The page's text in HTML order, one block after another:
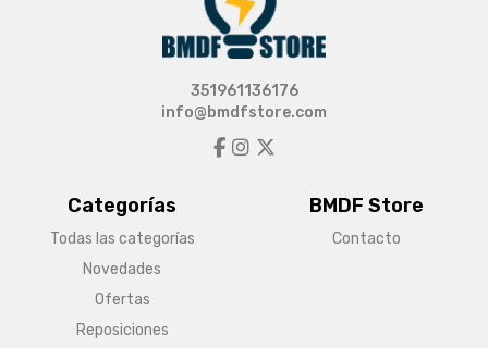
Categorías
Todas las categorías
Novedades
Ofertas
Reposiciones
BMDF Store
Contacto
351961136176
info@bmdfstore.com